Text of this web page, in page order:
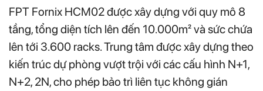
FPT Fornix HCM02 được xây dựng với quy mô 8
tầng, tổng diện tích lên đến 10.000m² và sức chứa
lên tới 3.600 racks. Trung tâm được xây dựng theo
kiến trúc dự phòng vượt trội với các cấu hình N+1,
N+2, 2N, cho phép bảo trì liên tục không gián